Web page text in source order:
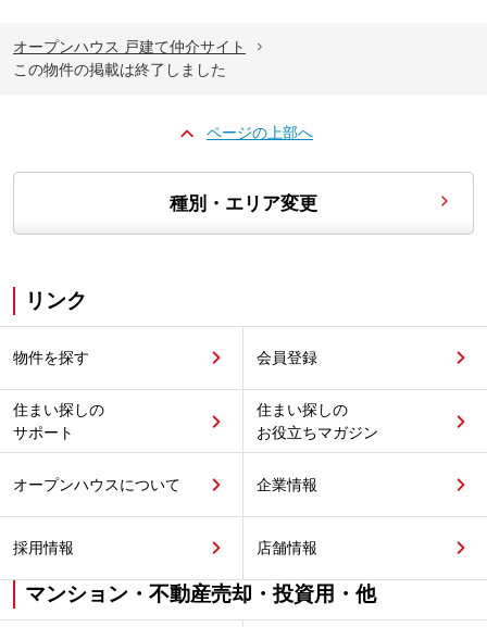
オープンハウス 戸建て仲介サイト
この物件の掲載は終了しました
ページの上部へ
種別・エリア変更
リンク
物件を探す 会員登録
住まい探しの
サポート
住まい探しの
お役立ちマガジン
オープンハウスについて 企業情報
採用情報 店舗情報
マンション・不動産売却・投資用・他